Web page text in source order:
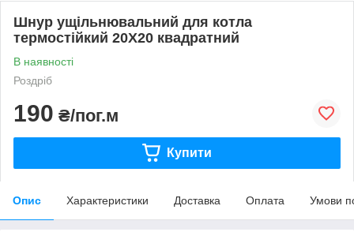
Шнур ущільнювальний для котла
термостійкий 20Х20 квадратний
В наявності
Роздріб
190 ₴/пог.м
Купити
Опис Характеристики Доставка Оплата Умови